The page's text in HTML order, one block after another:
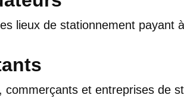
lieux de stationnement payant
et entreprises de